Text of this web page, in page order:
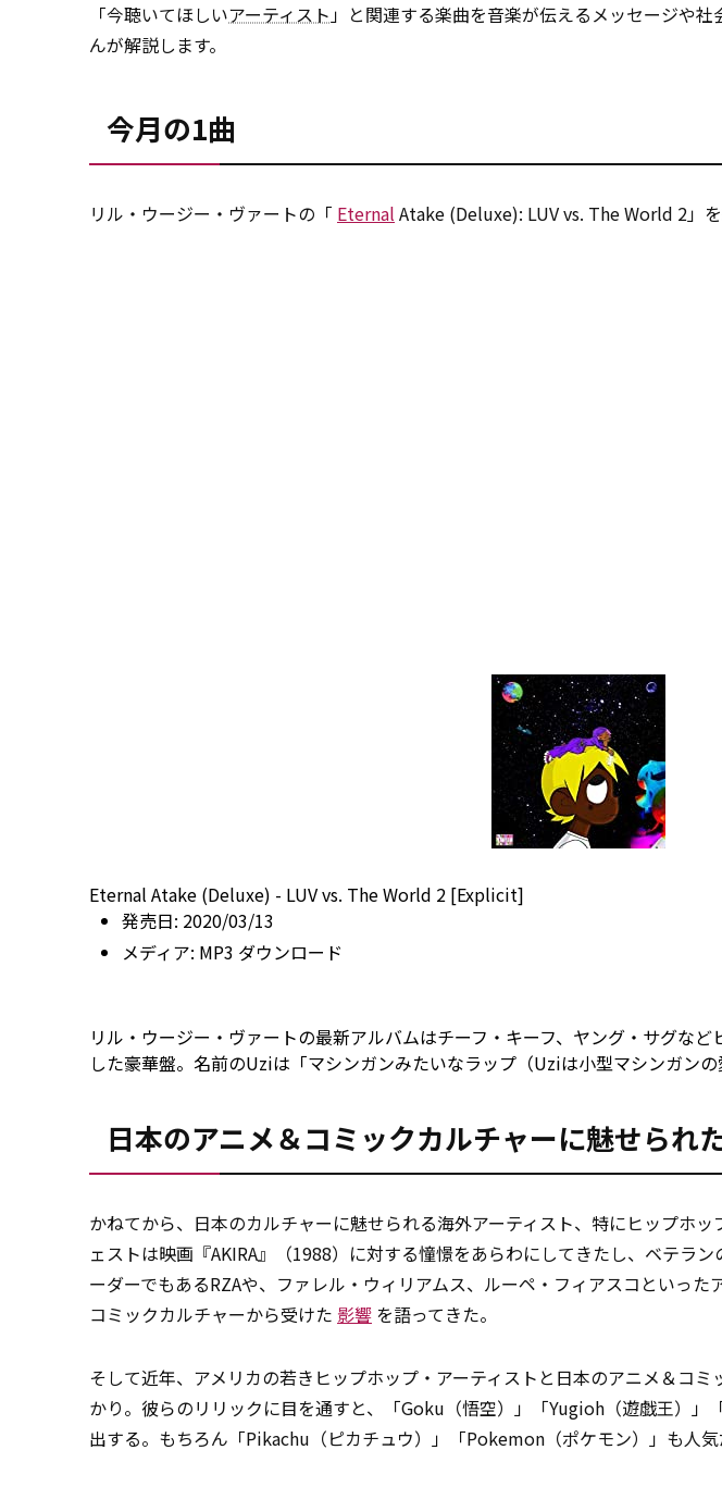
「今聴いてほしいアーティスト」と関連する楽曲を音楽が伝えるメッセージや
んが解説します。
今月の1曲
リル・ウージー・ヴァートの「 Eternal Atake (Deluxe): LUV vs. The World 2」を
Eternal Atake (Deluxe) - LUV vs. The World 2 [Explicit]
発売日: 2020/03/13
メディア: MP3 ダウンロード
リル・ウージー・ヴァートの最新アルバムはチーフ・キーフ、ヤング・サグな
した豪華盤。名前のUziは「マシンガンみたいなラップ（Uziは小型マシンガンの
日本のアニメ＆コミックカルチャーに魅せられ
かねてから、日本のカルチャーに魅せられる海外アーティスト、特にヒップホ
ェストは映画『AKIRA』（1988）に対する憧憬をあらわにしてきたし、ベテラ
ーダーでもあるRZAや、ファレル・ウィリアムス、ルーペ・フィアスコといった
コミックカルチャーから受けた 影響 を語ってきた。
そして近年、アメリカの若きヒップホップ・アーティストと日本のアニメ＆コミ
かり。彼らのリリックに目を通すと、「Goku（悟空）」「Yugioh（遊戯王）
出する。もちろん「Pikachu（ピカチュウ）」「Pokemon（ポケモン）」も人気